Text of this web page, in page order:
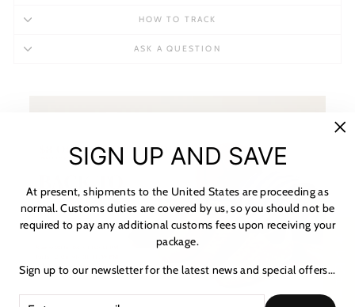
HOW TO TRACK
ASK A QUESTION
SIGN UP AND SAVE
At present, shipments to the United States are proceeding as
normal. Customs duties are covered by us, so you should not be
required to pay any additional customs fees upon receiving your
package.
Sign up to our newsletter for the latest news and special offers...★ レビュー